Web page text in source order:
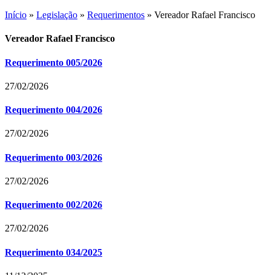
Início » Legislação » Requerimentos » Vereador Rafael Francisco
Vereador Rafael Francisco
Requerimento 005/2026
27/02/2026
Requerimento 004/2026
27/02/2026
Requerimento 003/2026
27/02/2026
Requerimento 002/2026
27/02/2026
Requerimento 034/2025